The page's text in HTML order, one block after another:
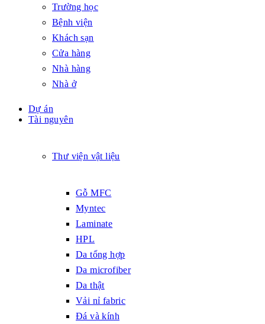
Trường học
Bệnh viện
Khách sạn
Cửa hàng
Nhà hàng
Nhà ở
Dự án
Tài nguyên
Thư viện vật liệu
Gỗ MFC
Myntec
Laminate
HPL
Da tổng hợp
Da microfiber
Da thật
Vải nỉ fabric
Đá và kính